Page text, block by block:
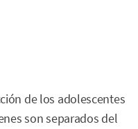
de los adolescentes
son separados del